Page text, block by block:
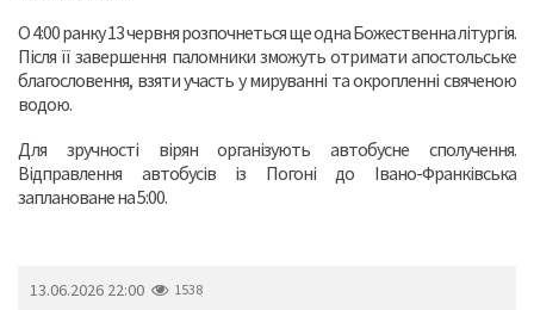
О 4:00 ранку 13 червня розпочнеться ще одна Божественна літургія.
Після її завершення паломники зможуть отримати апостольське
благословення, взяти участь у мируванні та окропленні свяченою
водою.
Для зручності вірян організують автобусне сполучення.
Відправлення автобусів із Погоні до Івано-Франківська
заплановане на 5:00.
13.06.2026 22:00 1538